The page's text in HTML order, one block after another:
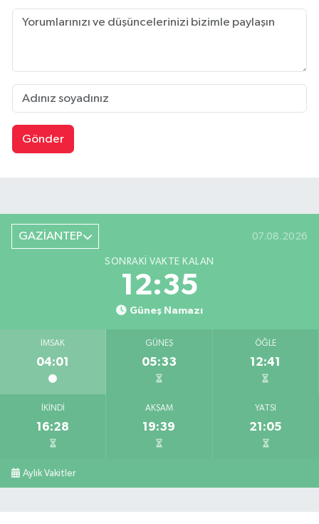
Gönder
GAZİANTEP 07.08.2026
SONRAKI VAKTE KALAN
12:34
Güneş Namazı
İMSAK
04:01
GÜNEŞ
05:33
ÖĞLE
12:41
İKINDI
16:28
AKŞAM
19:39
YATSI
21:05
Aylık Vakitler